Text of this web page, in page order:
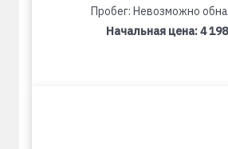
Пробег: Невозможно
Начальная цена:4